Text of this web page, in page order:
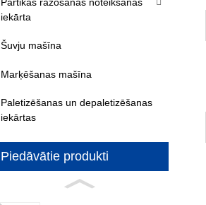
iekārta
Šuvju mašīna
Marķēšanas mašīna
Paletizēšanas un depaletizēšanas
iekārtas
Piedāvātie produkti